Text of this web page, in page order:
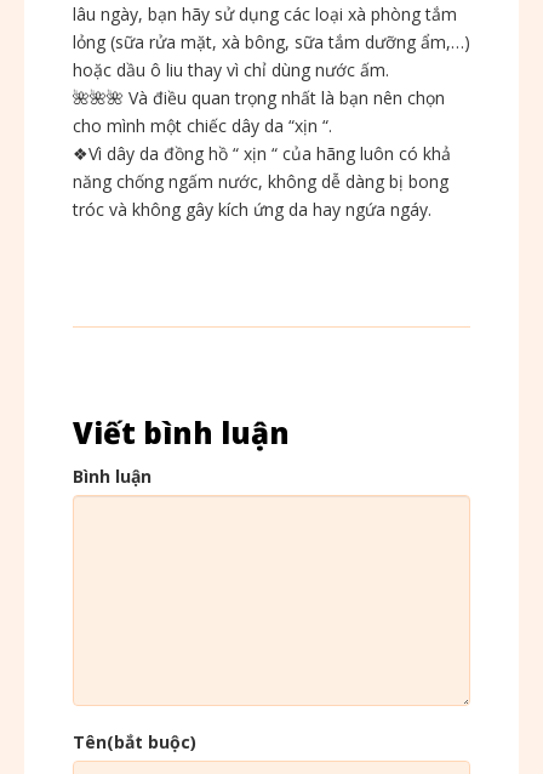
lâu ngày, bạn hãy sử dụng các loại xà phòng tắm
lỏng (sữa rửa mặt, xà bông, sữa tắm dưỡng ẩm,…)
hoặc dầu ô liu thay vì chỉ dùng nước ấm.
🌺🌺🌺 Và điều quan trọng nhất là bạn nên chọn
cho mình một chiếc dây da “xịn “.
❖Vì dây da đồng hồ “ xịn “ của hãng luôn có khả
năng chống ngấm nước, không dễ dàng bị bong
tróc và không gây kích ứng da hay ngứa ngáy.
Viết bình luận
Bình luận
Tên(bắt buộc)